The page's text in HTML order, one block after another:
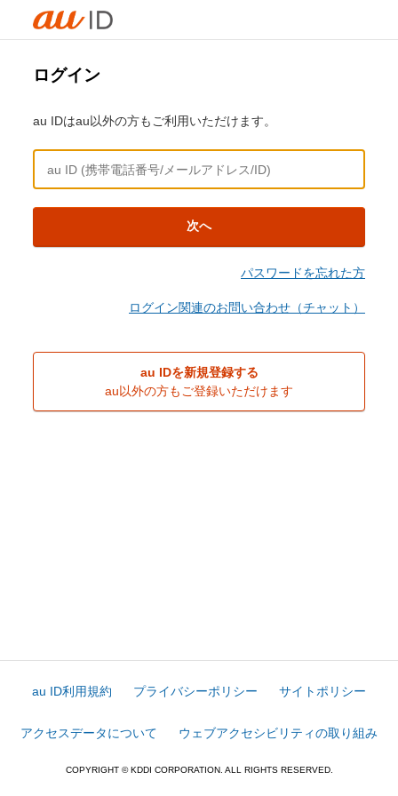
ログイン
au IDはau以外の方もご利用いただけます。
次へ
パスワードを忘れた方
ログイン関連のお問い合わせ（チャット）
au IDを新規登録する
au以外の方もご登録いただけます
au ID利用規約 プライバシーポリシー サイトポリシー
アクセスデータについて ウェブアクセシビリティの取り組み
COPYRIGHT © KDDI CORPORATION. ALL RIGHTS RESERVED.